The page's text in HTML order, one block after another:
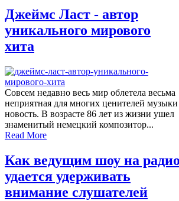
Джеймс Ласт - автор
уникального мирового
хита
Совсем недавно весь мир облетела весьма
неприятная для многих ценителей музыки
новость. В возрасте 86 лет из жизни ушел
знаменитый немецкий композитор...
Read More
Как ведущим шоу на радио
удается удерживать
внимание слушателей